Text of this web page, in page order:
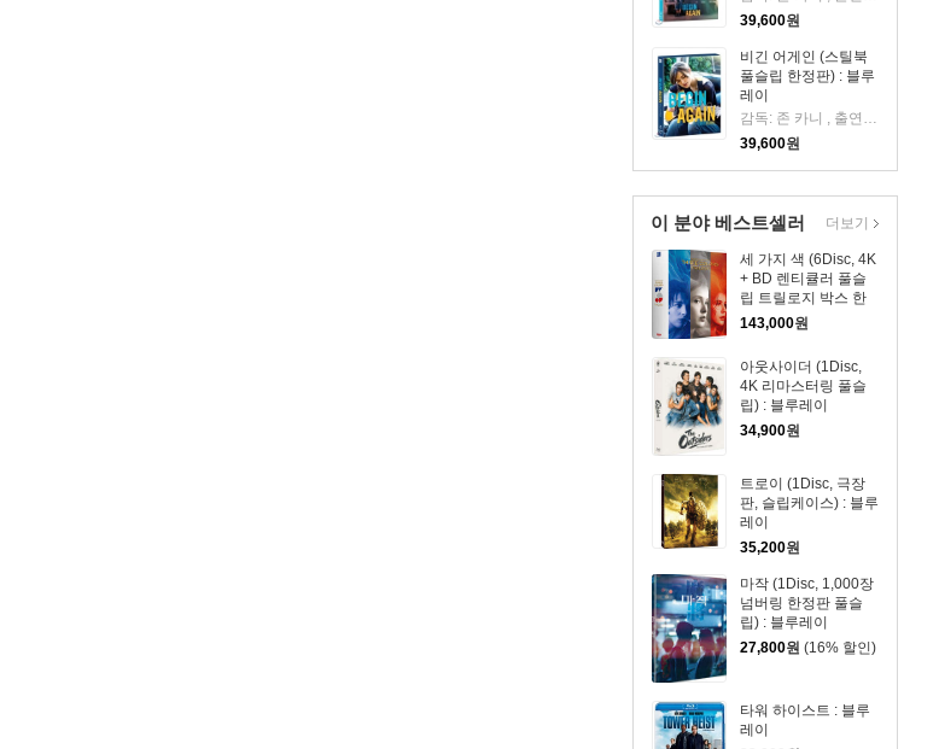
39,600원
비긴 어게인 (스틸북
풀슬립 한정판) : 블루
레이
감독: 존 카니 , 출연 : 키이라 나이틀리,마크 러팔로,애덤 리바인
39,600원
이 분야 베스트셀러
세 가지 색 (6Disc, 4K
+ BD 렌티큘러 풀슬
립 트릴로지 박스 한
정판) : 블루레이
143,000원
아웃사이더 (1Disc,
4K 리마스터링 풀슬
립) : 블루레이
34,900원
트로이 (1Disc, 극장
판, 슬립케이스) : 블루
레이
35,200원
마작 (1Disc, 1,000장
넘버링 한정판 풀슬
립) : 블루레이
27,800원 (16% 할인)
타워 하이스트 : 블루
레이
더보기